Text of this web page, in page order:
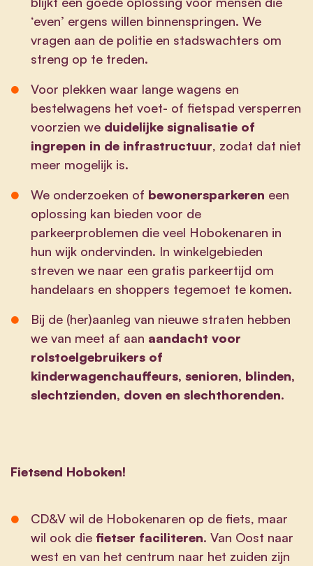
‘even’ ergens willen binnenspringen. We
vragen aan de politie en stadswachters om
streng op te treden.
Voor plekken waar lange wagens en
bestelwagens het voet- of fietspad versperren
voorzien we duidelijke signalisatie of
ingrepen in de infrastructuur, zodat dat niet
meer mogelijk is.
We onderzoeken of bewonersparkeren een
oplossing kan bieden voor de
parkeerproblemen die veel Hobokenaren in
hun wijk ondervinden. In winkelgebieden
streven we naar een gratis parkeertijd om
handelaars en shoppers tegemoet te komen.
Bij de (her)aanleg van nieuwe straten hebben
we van meet af aan aandacht voor
rolstoelgebruikers of
kinderwagenchauffeurs, senioren, blinden,
slechtzienden, doven en slechthorenden.
Fietsend Hoboken!
CD&V wil de Hobokenaren op de fiets, maar
wil ook die fietser faciliteren. Van Oost naar
west en van het centrum naar het zuiden zijn